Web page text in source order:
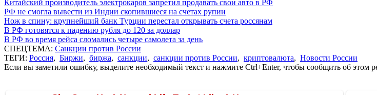
Китайский производитель электрокаров запретил продавать свои авто в РФ
РФ не смогла вывести из Индии скопившиеся на счетах рупии
Нож в спину: крупнейший банк Турции перестал открывать счета россянам
В РФ готовятся к падению рубля до 120 за доллар
В РФ во время рейса сломались четыре самолета за день
СПЕЦТЕМА: Санкции против России
ТЕГИ: Россия, Биржи, биржа, санкции, санкции против России, криптовалюта, Новости России
Если вы заметили ошибку, выделите необходимый текст и нажмите Ctrl+Enter, чтобы сообщить об этом